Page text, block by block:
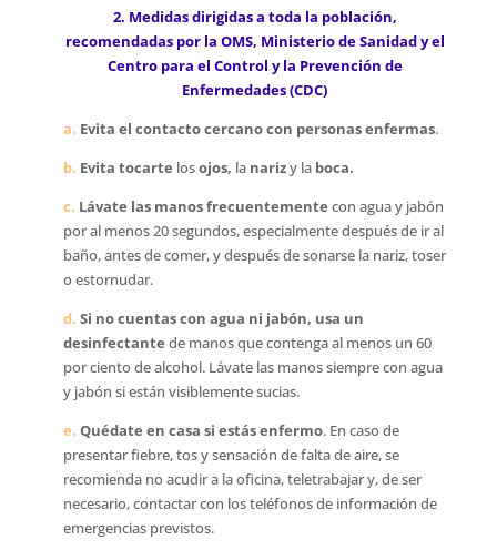
2. Medidas dirigidas a toda la población,
recomendadas por la OMS, Ministerio de Sanidad y el
Centro para el Control y la Prevención de
Enfermedades (CDC)
a. Evita el contacto cercano con personas enfermas.
b. Evita tocarte losojos, la narizy la boca.
c. Lávate las manos frecuentemente con agua y jabón
por al menos 20 segundos, especialmente después de ir al
baño, antes de comer, y después de sonarse la nariz, toser
o estornudar.
d. Si no cuentas con agua ni jabón, usa un
desinfectante de manos que contenga al menos un 60
por ciento de alcohol. Lávate las manos siempre con agua
y jabón si están visiblemente sucias.
e. Quédate en casa si estás enfermo. En caso de
presentar fiebre, tos y sensación de falta de aire, se
recomienda no acudir a la oficina, teletrabajar y, de ser
necesario, contactar con los teléfonos de información de
emergencias previstos.